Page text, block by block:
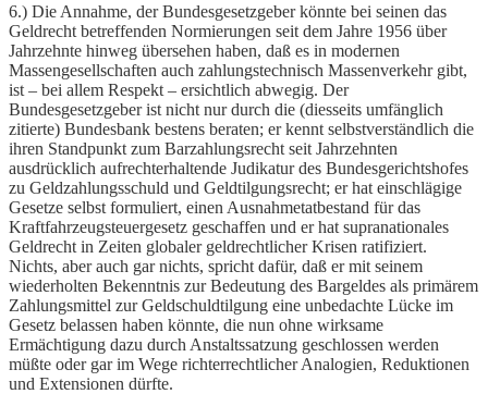
6.) Die Annahme, der Bundesgesetzgeber könnte bei seinen das
Geldrecht betreffenden Normierungen seit dem Jahre 1956 über
Jahrzehnte hinweg übersehen haben, daß es in modernen
Massengesellschaften auch zahlungstechnisch Massenverkehr gibt,
ist – bei allem Respekt – ersichtlich abwegig. Der
Bundesgesetzgeber ist nicht nur durch die (diesseits umfänglich
zitierte) Bundesbank bestens beraten; er kennt selbstverständlich die
ihren Standpunkt zum Barzahlungsrecht seit Jahrzehnten
ausdrücklich aufrechterhaltende Judikatur des Bundesgerichtshofes
zu Geldzahlungsschuld und Geldtilgungsrecht; er hat einschlägige
Gesetze selbst formuliert, einen Ausnahmetatbestand für das
Kraftfahrzeugsteuergesetz geschaffen und er hat supranationales
Geldrecht in Zeiten globaler geldrechtlicher Krisen ratifiziert.
Nichts, aber auch gar nichts, spricht dafür, daß er mit seinem
wiederholten Bekenntnis zur Bedeutung des Bargeldes als primärem
Zahlungsmittel zur Geldschuldtilgung eine unbedachte Lücke im
Gesetz belassen haben könnte, die nun ohne wirksame
Ermächtigung dazu durch Anstaltssatzung geschlossen werden
müßte oder gar im Wege richterrechtlicher Analogien, Reduktionen
und Extensionen dürfte.